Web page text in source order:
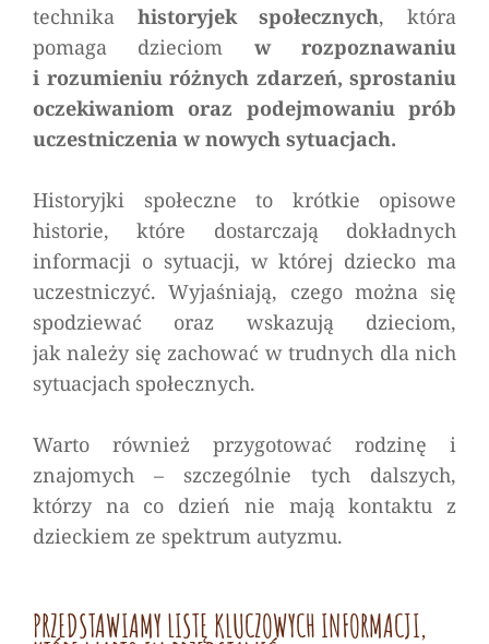
technika historyjek społecznych, która
pomaga dzieciom w rozpoznawaniu
i rozumieniu różnych zdarzeń, sprostaniu
oczekiwaniom oraz podejmowaniu prób
uczestniczenia w nowych sytuacjach.
Historyjki społeczne to krótkie opisowe
historie, które dostarczają dokładnych
informacji o sytuacji, w której dziecko ma
uczestniczyć. Wyjaśniają, czego można się
spodziewać oraz wskazują dzieciom,
jak należy się zachować w trudnych dla nich
sytuacjach społecznych.
Warto również przygotować rodzinę i
znajomych – szczególnie tych dalszych,
którzy na co dzień nie mają kontaktu z
dzieckiem ze spektrum autyzmu.
PRZEDSTAWIAMY LISTĘ KLUCZOWYCH INFORMACJI,